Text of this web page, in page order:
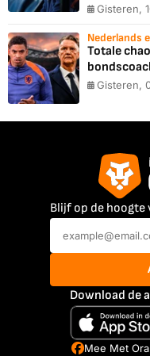
Gisteren,
Nederlands
Totale
Gisteren,
Blijf op de hoogte
Download de
Mee Met